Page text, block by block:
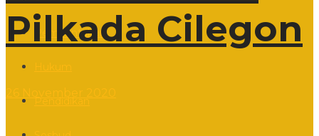
Pemerintahan
Pilkada Cilegon